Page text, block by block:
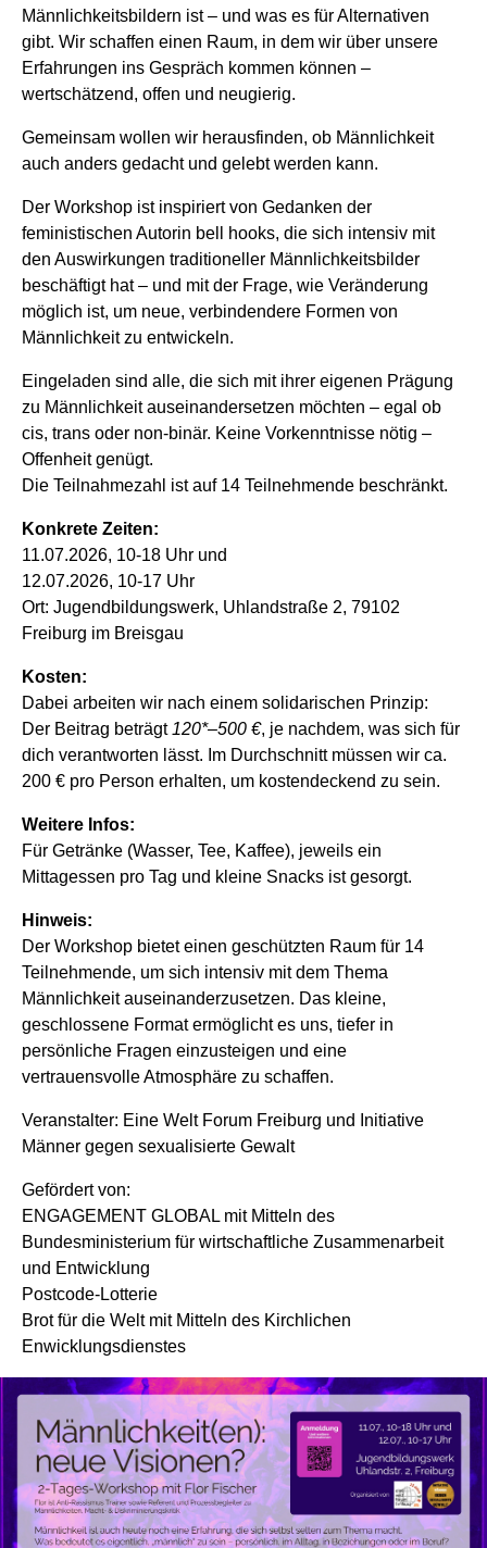
Männlichkeitsbildern ist – und was es für Alternativen
gibt. Wir schaffen einen Raum, in dem wir über unsere
Erfahrungen ins Gespräch kommen können –
wertschätzend, offen und neugierig.
Gemeinsam wollen wir herausfinden, ob Männlichkeit
auch anders gedacht und gelebt werden kann.
Der Workshop ist inspiriert von Gedanken der
feministischen Autorin bell hooks, die sich intensiv mit
den Auswirkungen traditioneller Männlichkeitsbilder
beschäftigt hat – und mit der Frage, wie Veränderung
möglich ist, um neue, verbindendere Formen von
Männlichkeit zu entwickeln.
Eingeladen sind alle, die sich mit ihrer eigenen Prägung
zu Männlichkeit auseinandersetzen möchten – egal ob
cis, trans oder non-binär. Keine Vorkenntnisse nötig –
Offenheit genügt.
Die Teilnahmezahl ist auf 14 Teilnehmende beschränkt.
Konkrete Zeiten:
11.07.2026, 10-18 Uhr und
12.07.2026, 10-17 Uhr
Ort: Jugendbildungswerk, Uhlandstraße 2, 79102
Freiburg im Breisgau
Kosten:
Dabei arbeiten wir nach einem solidarischen Prinzip:
Der Beitrag beträgt 120*–500 €, je nachdem, was sich für
dich verantworten lässt. Im Durchschnitt müssen wir ca.
200 € pro Person erhalten, um kostendeckend zu sein.
Weitere Infos:
Für Getränke (Wasser, Tee, Kaffee), jeweils ein
Mittagessen pro Tag und kleine Snacks ist gesorgt.
Hinweis:
Der Workshop bietet einen geschützten Raum für 14
Teilnehmende, um sich intensiv mit dem Thema
Männlichkeit auseinanderzusetzen. Das kleine,
geschlossene Format ermöglicht es uns, tiefer in
persönliche Fragen einzusteigen und eine
vertrauensvolle Atmosphäre zu schaffen.
Veranstalter: Eine Welt Forum Freiburg und Initiative
Männer gegen sexualisierte Gewalt
Gefördert von:
ENGAGEMENT GLOBAL mit Mitteln des
Bundesministerium für wirtschaftliche Zusammenarbeit
und Entwicklung
Postcode-Lotterie
Brot für die Welt mit Mitteln des Kirchlichen
Enwicklungsdienstes